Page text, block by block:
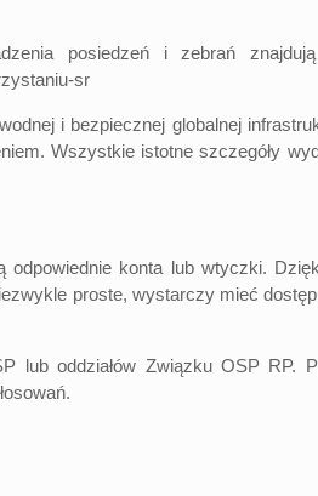
posiedzeń i zebrań
sr
i bezpiecznej globalnej
Wszystkie istotne szczegóły
konta lub wtyczki.
proste, wystarczy mieć
lub oddziałów Związku OSP RP.